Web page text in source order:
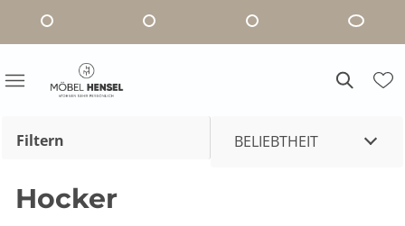
Filtern BELIEBTHEIT
Hocker